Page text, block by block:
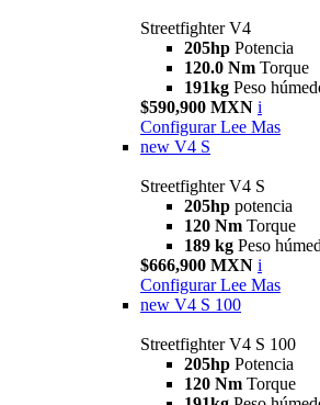
Streetfighter V4
205hp Potencia
120.0 Nm Torque
191kg Peso
$590,900 MXN i
Configurar Lee Mas
new V4 S
Streetfighter V4 S
205hp potencia
120 Nm Torque
189 kg Peso
$666,900 MXN i
Configurar Lee Mas
new V4 S 100
Streetfighter V4 S 100
205hp Potencia
120 Nm Torque